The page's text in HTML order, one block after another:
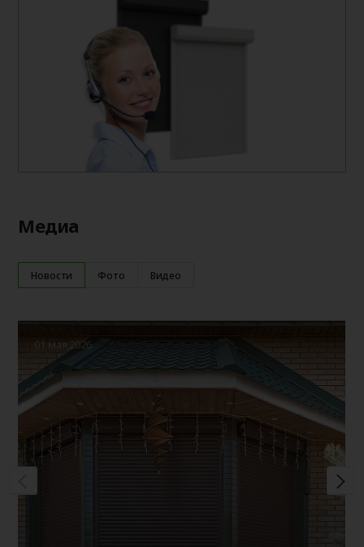
Медиа
Новости Фото Видео
01 мая 2026